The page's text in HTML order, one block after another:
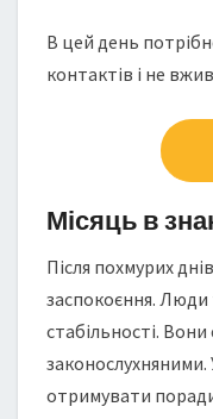
В цей день
контактів і не
Місяць в
Після похмурих
заспокоєння. Люди
стабільності.
законослухняними.
отримувати